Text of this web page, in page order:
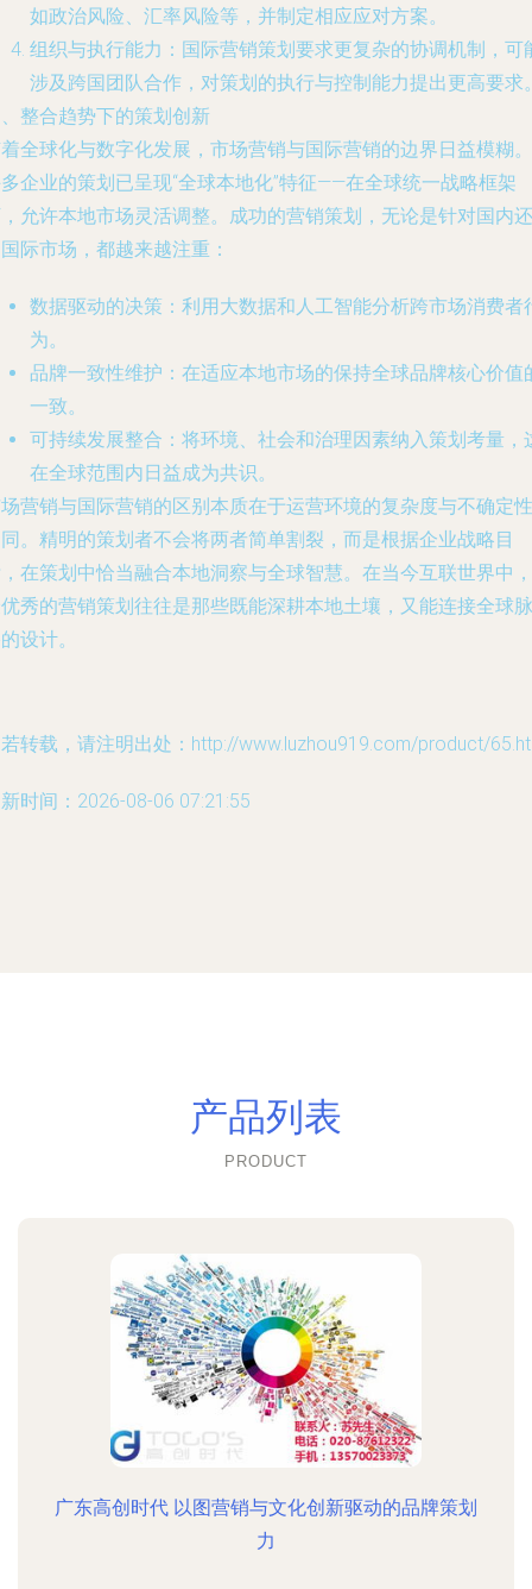
如政治风险、汇率风险等，并制定相应应对方案。
组织与执行能力：国际营销策划要求更复杂的协调机制，可
涉及跨国团队合作，对策划的执行与控制能力提出更高要求
整合趋势下的策划创新
全球化与数字化发展，市场营销与国际营销的边界日益模糊。
企业的策划已呈现“全球本地化”特征——在全球统一战略框架
允许本地市场灵活调整。成功的营销策划，无论是针对国内还
际市场，都越来越注重：
数据驱动的决策：利用大数据和人工智能分析跨市场消费者
为。
品牌一致性维护：在适应本地市场的保持全球品牌核心价值
一致。
可持续发展整合：将环境、社会和治理因素纳入策划考量，
在全球范围内日益成为共识。
营销与国际营销的区别本质在于运营环境的复杂度与不确定性
。精明的策划者不会将两者简单割裂，而是根据企业战略目
在策划中恰当融合本地洞察与全球智慧。在当今互联世界中，
秀的营销策划往往是那些既能深耕本地土壤，又能连接全球脉
设计。
转载，请注明出处：http://www.luzhou919.com/product/
时间：2026-08-06 07:21:55
产品列表
PRODUCT
广东高创时代 以图营销与文化创新驱动的品牌策划
力